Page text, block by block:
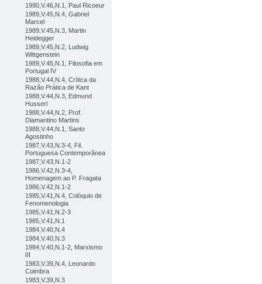
1990,V.46,N.1, Paul Ricoeur
1989,V.45,N.4, Gabriel
Marcel
1989,V.45,N.3, Martin
Heidegger
1989,V.45,N.2, Ludwig
Wittgenstein
1989,V.45,N.1, Filosofia em
Portugal IV
1988,V.44,N.4, Crítica da
Razão Prática de Kant
1988,V.44,N.3, Edmund
Husserl
1988,V.44,N.2, Prof.
Diamantino Martins
1988,V.44,N.1, Santo
Agostinho
1987,V.43,N.3-4, Fil.
Portuguesa Contemporânea
1987,V.43,N.1-2
1986,V.42,N.3-4,
Homenagem ao P. Fragata
1986,V.42,N.1-2
1985,V.41,N.4, Colóquio de
Fenomenologia
1985,V.41,N.2-3
1985,V.41,N.1
1984,V.40,N.4
1984,V.40,N.3
1984,V.40,N.1-2, Marxismo
III
1983,V.39,N.4, Leonardo
Coimbra
1983,V.39,N.3